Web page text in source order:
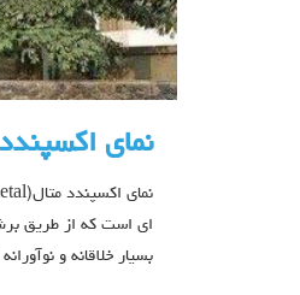
نمای
ای است که از طریق
بسیار خلاقانه و